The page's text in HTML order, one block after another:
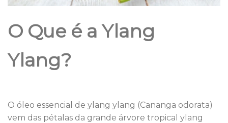
O Que é a Ylang
Ylang?
O óleo essencial de ylang ylang (Cananga odorata)
vem das pétalas da grande árvore tropical ylang